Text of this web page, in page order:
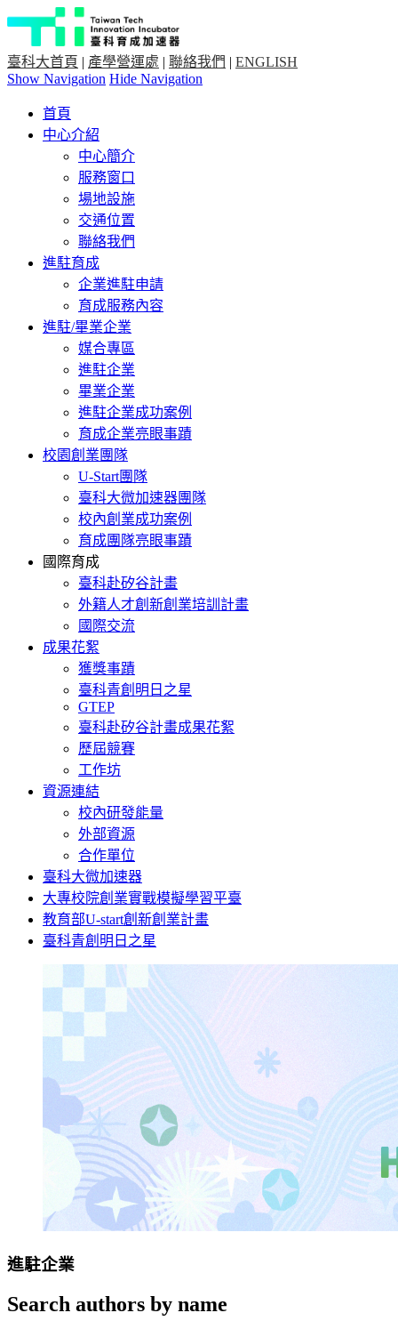
臺科大首頁 | 產學營運處 | 聯絡我們 | ENGLISH
Show Navigation Hide Navigation
首頁
中心介紹
中心簡介
服務窗口
場地設施
交通位置
聯絡我們
進駐育成
企業進駐申請
育成服務內容
進駐/畢業企業
媒合專區
進駐企業
畢業企業
進駐企業成功案例
育成企業亮眼事蹟
校園創業團隊
U-Start團隊
臺科大微加速器團隊
校內創業成功案例
育成團隊亮眼事蹟
國際育成
臺科赴矽谷計畫
外籍人才創新創業培訓計畫
國際交流
成果花絮
獲獎事蹟
臺科青創明日之星
GTEP
臺科赴矽谷計畫成果花絮
歷屆競賽
工作坊
資源連結
校內研發能量
外部資源
合作單位
臺科大微加速器
大專校院創業實戰模擬學習平臺
教育部U-start創新創業計畫
臺科青創明日之星
進駐企業
Search authors by name